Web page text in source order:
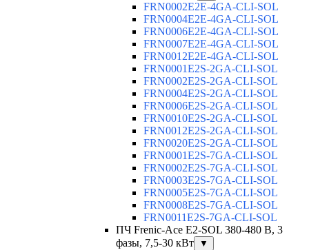
FRN0002E2E-4GA-CLI-SOL
FRN0004E2E-4GA-CLI-SOL
FRN0006E2E-4GA-CLI-SOL
FRN0007E2E-4GA-CLI-SOL
FRN0012E2E-4GA-CLI-SOL
FRN0001E2S-2GA-CLI-SOL
FRN0002E2S-2GA-CLI-SOL
FRN0004E2S-2GA-CLI-SOL
FRN0006E2S-2GA-CLI-SOL
FRN0010E2S-2GA-CLI-SOL
FRN0012E2S-2GA-CLI-SOL
FRN0020E2S-2GA-CLI-SOL
FRN0001E2S-7GA-CLI-SOL
FRN0002E2S-7GA-CLI-SOL
FRN0003E2S-7GA-CLI-SOL
FRN0005E2S-7GA-CLI-SOL
FRN0008E2S-7GA-CLI-SOL
FRN0011E2S-7GA-CLI-SOL
ПЧ Frenic-Ace E2-SOL 380-480 В, 3
фазы, 7,5-30 кВт
▼